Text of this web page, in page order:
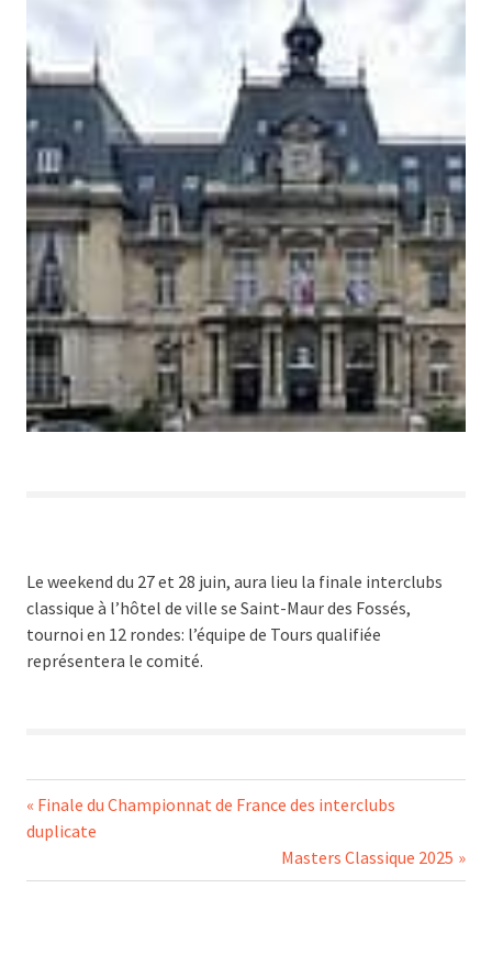
Le weekend du 27 et 28 juin, aura lieu la finale interclubs
classique à l’hôtel de ville se Saint-Maur des Fossés,
tournoi en 12 rondes: l’équipe de Tours qualifiée
représentera le comité.
Navigation
Previous
Post:
Finale du Championnat de France des interclubs
duplicate
Next
Post:
Masters Classique 2025